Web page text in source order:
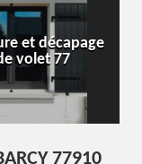
et décapage
volet 77
77910